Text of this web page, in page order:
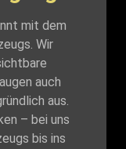
mit dem
Wir
auch
aus.
– bei uns
bis ins